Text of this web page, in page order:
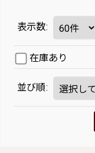
表示数:
在庫あり
並び順: